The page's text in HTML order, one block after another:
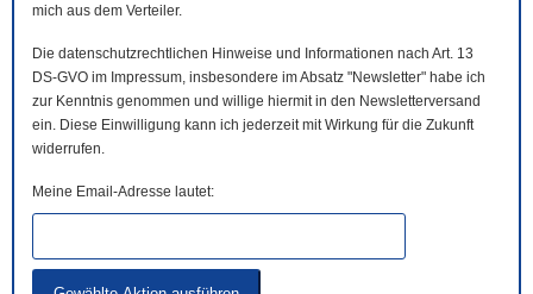
mich aus dem Verteiler.
Die datenschutzrechtlichen Hinweise und Informationen nach Art. 13
DS-GVO im Impressum, insbesondere im Absatz "Newsletter" habe ich
zur Kenntnis genommen und willige hiermit in den Newsletterversand
ein. Diese Einwilligung kann ich jederzeit mit Wirkung für die Zukunft
widerrufen.
Meine Email-Adresse lautet: